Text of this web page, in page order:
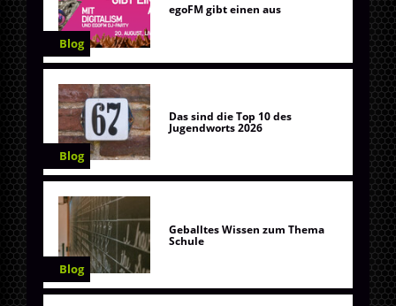
Blog
egoFM gibt einen aus
Blog
Das sind die Top 10 des
Jugendworts 2026
Blog
Geballtes Wissen zum Thema
Schule